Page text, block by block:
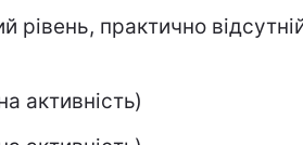
рівень, практично
активність)